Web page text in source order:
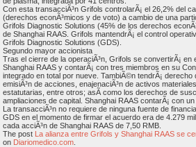
Con esta transacciÃ³n Grifols controlarÃ¡ el 26,2% del
(derechos econÃ³micos y de voto) a cambio de una
Grifols Diagnostic Solutions (45% de los derechos
de Shanghai RAAS. Grifols mantendrÃ¡ el control
Grifols Diagnostic Solutions (GDS).
Segundo mayor accionista
Tras el cierre de la operaciÃ³n, Grifols se convertirÃ¡
Shanghai RAAS y contarÃ¡ con tres miembros en su
integrado en total por nueve. TambiÃ©n tendrÃ¡
emisiÃ³n de acciones, enajenaciÃ³n de activos
estatutarias, entre otros; asÃ­ como los derechos de
ampliaciones de capital. Shanghai RAAS contarÃ¡ con
La transacciÃ³n no requiere de ninguna fuente de
GDS en el momento de firmar el acuerdo era de 4.279
cada acciÃ³n de Shanghai RAAS de 7,50 RMB.
The post La alianza entre Grifols y Shanghai RAAS se
on Diariomedico.com